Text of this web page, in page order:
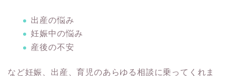
出産の悩み
妊娠中の悩み
産後の不安
など妊娠、出産、育児のあらゆる相談に乗ってくれま